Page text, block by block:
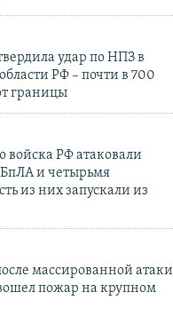
удар по НПЗ в
РФ – почти в 700
границы
войска РФ атаковали
и четырьмя
из них запускали из
массированной атаки
пожар на крупном